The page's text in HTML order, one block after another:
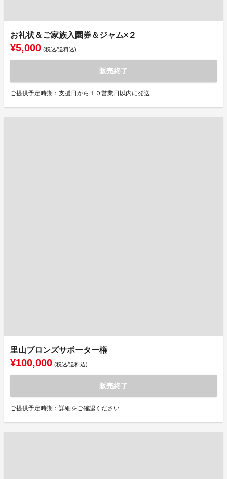
お礼状＆ご家族入園券＆ジャム×２
¥5,000 (税込/送料込)
販売終了
ご提供予定時期：支援日から１０営業日以内に発送
里山ブロンズサポーター権
¥100,000 (税込/送料込)
販売終了
ご提供予定時期：詳細をご確認ください